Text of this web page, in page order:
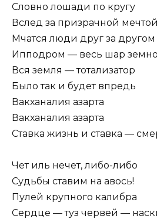
Словно лошади по кругу
Вслед за призрачной мечтой
Мчатся люди друг за другом
Ипподром — весь шар
Вся земля — тотализатор
Было так и будет впредь
Вакханалия азарта
Вакханалия азарта
Ставка жизнь и ставка —
Чет иль нечет, либо-либо
Судьбы ставим на авось!
Пулей крупного калибра
Сердце — туз червей —